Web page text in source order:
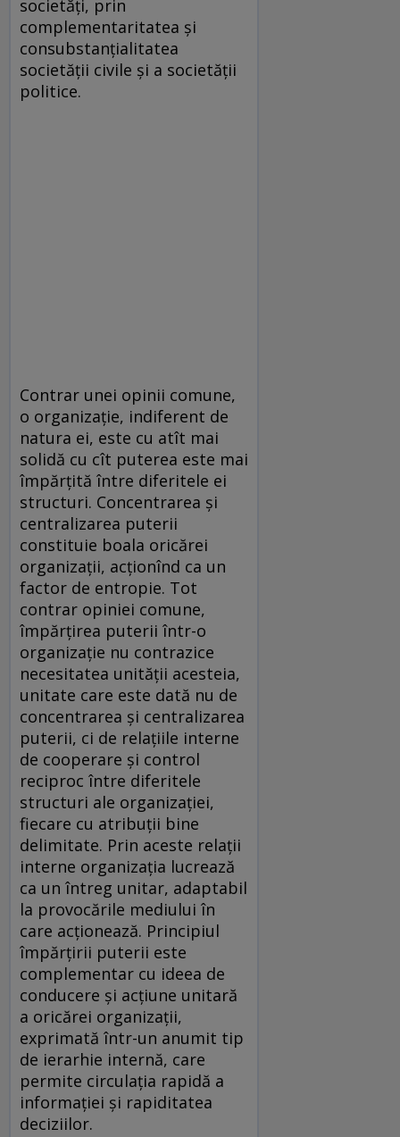
societăți, prin
complementaritatea și
consubstanțialitatea
societății civile și a societății
politice.
Contrar unei opinii comune,
o organizație, indiferent de
natura ei, este cu atît mai
solidă cu cît puterea este mai
împărțită între diferitele ei
structuri. Concentrarea și
centralizarea puterii
constituie boala oricărei
organizații, acționînd ca un
factor de entropie. Tot
contrar opiniei comune,
împărțirea puterii într-o
organizație nu contrazice
necesitatea unității acesteia,
unitate care este dată nu de
concentrarea și centralizarea
puterii, ci de relațiile interne
de cooperare și control
reciproc între diferitele
structuri ale organizației,
fiecare cu atribuții bine
delimitate. Prin aceste relații
interne organizația lucrează
ca un întreg unitar, adaptabil
la provocările mediului în
care acționează. Principiul
împărțirii puterii este
complementar cu ideea de
conducere și acțiune unitară
a oricărei organizații,
exprimată într-un anumit tip
de ierarhie internă, care
permite circulația rapidă a
informației și rapiditatea
deciziilor.